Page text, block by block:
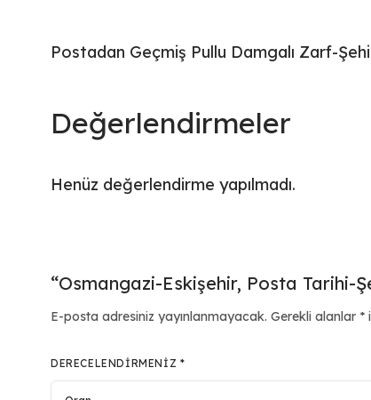
Postadan Geçmiş Pullu Damgalı Zarf-
Değerlendirmeler
Henüz değerlendirme yapılmadı.
“Osmangazi-Eskişehir, Posta Tarihi-
E-posta adresiniz yayınlanmayacak. Gerekli alanlar *
DERECELENDIRMENIZ *